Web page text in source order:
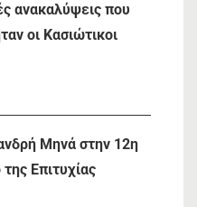
ανακαλύψεις που
οι Κασιώτικοι
Μηνά στην 12η
Επιτυχίας